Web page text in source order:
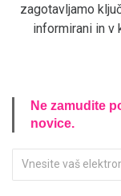
zagotavljamo
informirani in v
Ne zamudite
novice.